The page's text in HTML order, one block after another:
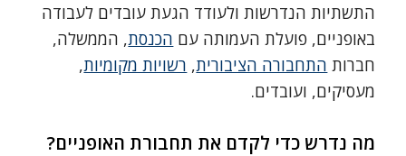
התשתיות הנדרשות ולעודד הגעת עובדים לעבודה
באופניים, פועלת העמותה עם הכנסת, הממשלה,
חברות התחבורה הציבורית, רשויות מקומיות,
מעסיקים, ועובדים.
מה נדרש כדי לקדם את תחבורת האופניים?